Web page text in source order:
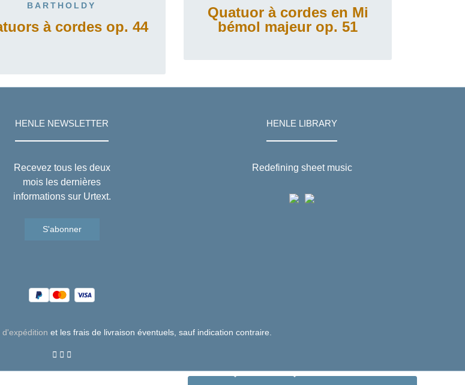
BARTHOLDY
à cordes op. 44
Quatuor à cordes en Mi
bémol majeur op. 51
HENLE NEWSLETTER
Recevez tous les deux
mois les dernières
informations sur Urtext.
S'abonner
HENLE LIBRARY
Redefining sheet music
d'expédition et les frais de livraison éventuels, sauf indication contraire.